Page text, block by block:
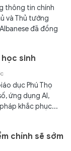
thông tin chính
và Thủ tướng
đã đồng
sinh
dục Phú Thọ
ứng dụng AI,
khắc phục...
chính sẽ sớm